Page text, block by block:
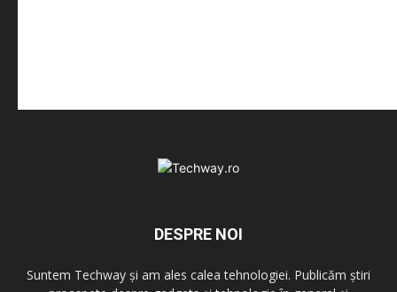
DESPRE NOI
Suntem Techway și am ales calea tehnologiei. Publicăm știri